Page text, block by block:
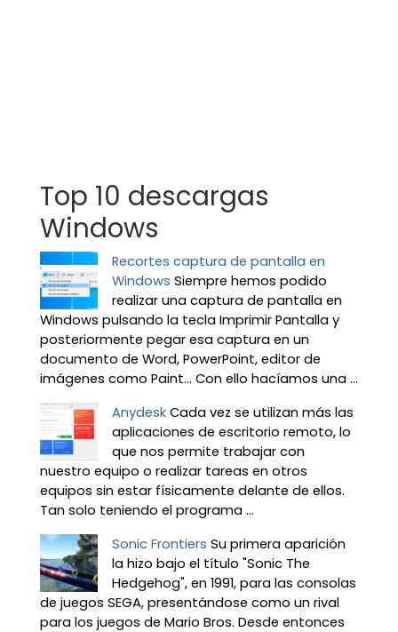
Top 10 descargas
Windows
Recortes captura de pantalla en
Windows Siempre hemos podido
realizar una captura de pantalla en
Windows pulsando la tecla Imprimir Pantalla y
posteriormente pegar esa captura en un
documento de Word, PowerPoint, editor de
imágenes como Paint… Con ello hacíamos una ...
Anydesk Cada vez se utilizan más las
aplicaciones de escritorio remoto, lo
que nos permite trabajar con
nuestro equipo o realizar tareas en otros
equipos sin estar físicamente delante de ellos.
Tan solo teniendo el programa ...
Sonic Frontiers Su primera aparición
la hizo bajo el título "Sonic The
Hedgehog", en 1991, para las consolas
de juegos SEGA, presentándose como un rival
para los juegos de Mario Bros. Desde entonces